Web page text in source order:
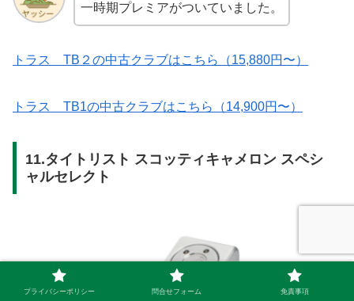
一時期プレミアがついていました。
トラス TB２の中古クラブはこちら（15,880円〜）
トラス TB1の中古クラブはこちら（14,900円〜）
11.タイトリスト スコッティキャメロン スペシ
ャルセレクト
プライバシーポリシー 問合せフォーム 免責事項